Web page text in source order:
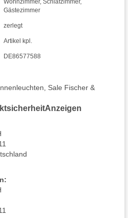
Sale Fischer &
Anzeigen
Wohnzimmer, Schlafzimmer,
Gästezimmer
zerlegt
Artikel kpl.
DE86577588